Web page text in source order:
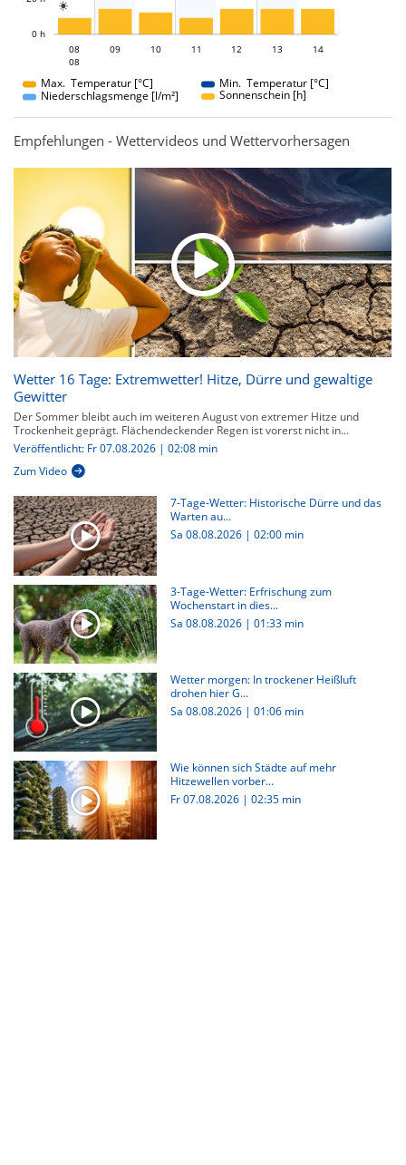

0 h
08
08
08
09 10 11 12 13 14
Max. Temperatur [°C]
Min. Temperatur [°C]
Niederschlagsmenge [l/m²]
Sonnenschein [h]
Empfehlungen - Wettervideos und Wettervorhersagen
Wetter 16 Tage: Extremwetter! Hitze, Dürre und gewaltige
Gewitter
Der Sommer bleibt auch im weiteren August von extremer Hitze und
Trockenheit geprägt. Flächendeckender Regen ist vorerst nicht in...
Veröffentlicht: Fr 07.08.2026 | 02:08 min
Zum Video
7-Tage-Wetter: Historische Dürre und das
Warten au...
Sa 08.08.2026 | 02:00 min
3-Tage-Wetter: Erfrischung zum
Wochenstart in dies...
Sa 08.08.2026 | 01:33 min
Wetter morgen: In trockener Heißluft
drohen hier G...
Sa 08.08.2026 | 01:06 min
Wie können sich Städte auf mehr
Hitzewellen vorber...
Fr 07.08.2026 | 02:35 min